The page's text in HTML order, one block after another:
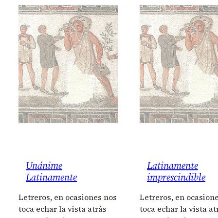
Unánime
Latinamente
Letreros, en ocasiones nos
toca echar la vista atrás
Latinamente
imprescindible
Letreros, en
toca echar la vista